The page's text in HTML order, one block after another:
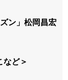
ン」松岡昌宏
など＞